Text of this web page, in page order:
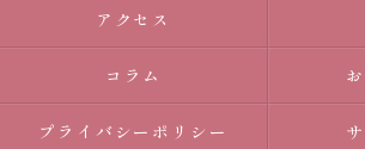
アクセス
コラム
プライバシーポリシー